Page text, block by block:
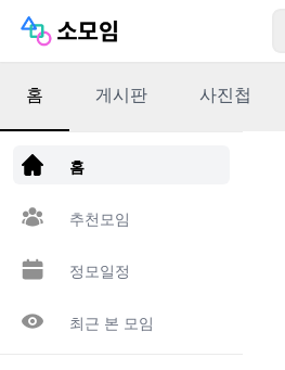
앱 다운로드
홈
추천모임
정모일정
최근 본 모임
홈 게시판 사진첩